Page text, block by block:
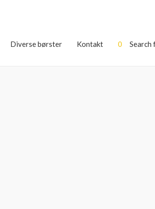
Diverse børster Kontakt 0 Search